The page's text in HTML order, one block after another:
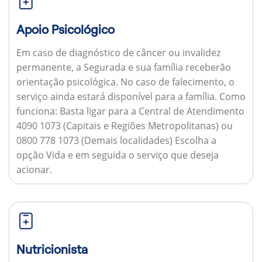
Apoio Psicológico
Em caso de diagnóstico de câncer ou invalidez
permanente, a Segurada e sua família receberão
orientação psicológica. No caso de falecimento, o
serviço ainda estará disponível para a família. Como
funciona: Basta ligar para a Central de Atendimento
4090 1073 (Capitais e Regiões Metropolitanas) ou
0800 778 1073 (Demais localidades) Escolha a
opção Vida e em seguida o serviço que deseja
acionar.
Nutricionista